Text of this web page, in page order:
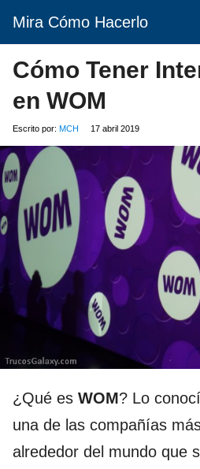
Mira Cómo Hacerlo
Cómo Tener
en WOM
Escrito por: MCH 17 abril 2019
¿Qué es WOM? Lo
una de las compañías
alrededor del mundo que